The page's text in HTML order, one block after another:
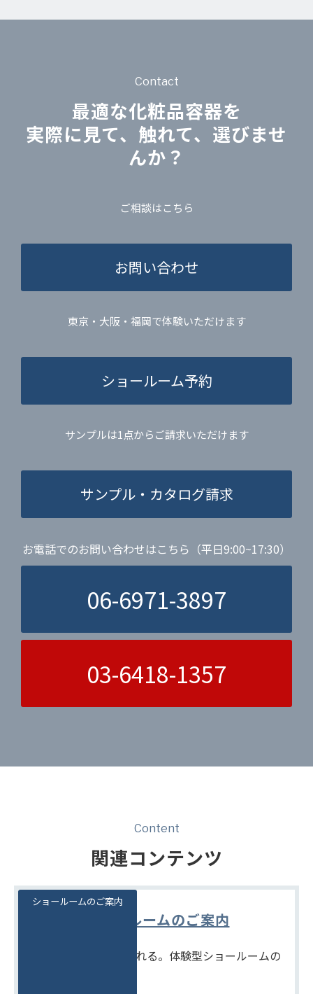
Contact
最適な化粧品容器を
実際に見て、触れて、選びませ
んか？
ご相談はこちら
お問い合わせ
東京・大阪・福岡で体験いただけます
ショールーム予約
サンプルは1点からご請求いただけます
サンプル・カタログ請求
お電話でのお問い合わせはこちら（平日9:00~17:30）
06-6971-3897
03-6418-1357
Content
関連コンテンツ
ショールームのご案内
見て、触れて、比べられる。体験型ショールームの
ショールームのご案内